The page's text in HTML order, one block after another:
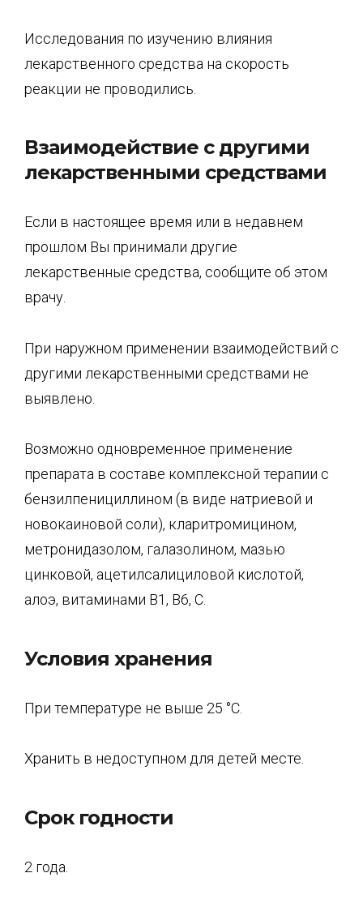
Исследования по изучению влияния
лекарственного средства на скорость
реакции не проводились.
Взаимодействие с другими
лекарственными средствами
Если в настоящее время или в недавнем
прошлом Вы принимали другие
лекарственные средства, сообщите об этом
врачу.
При наружном применении взаимодействий с
другими лекарственными средствами не
выявлено.
Возможно одновременное применение
препарата в составе комплексной терапии с
бензилпенициллином (в виде натриевой и
новокаиновой соли), кларитромицином,
метронидазолом, галазолином, мазью
цинковой, ацетилсалициловой кислотой,
алоэ, витаминами B1, B6, C.
Условия хранения
При температуре не выше 25 °C.
Хранить в недоступном для детей месте.
Срок годности
2 года.